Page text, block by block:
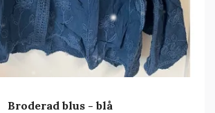
Broderad blus - blå